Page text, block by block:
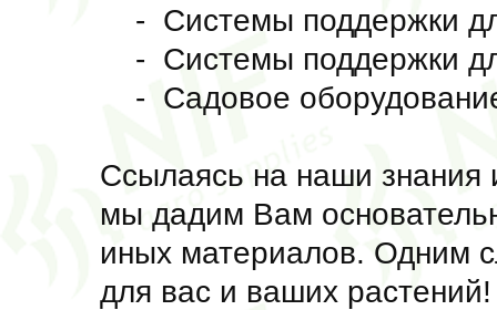
- Системы поддержки
- Системы поддержки
- Садовое
Cсылаясь на наши знания
мы дадим Вам
иных материалов. Одним
для вас и ваших растений!